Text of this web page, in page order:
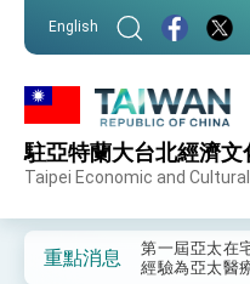
English
駐亞特蘭大台北經濟文
Taipei Economic and
重點消息
外交部重要言
事處」，進一
第一屆亞太在
經驗為亞太醫